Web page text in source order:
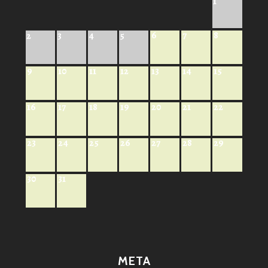
2 3 4 5 6 7 8
9 10 11 12 13 14 15
16 17 18 19 20 21 22
23 24 25 26 27 28 29
30 31
META